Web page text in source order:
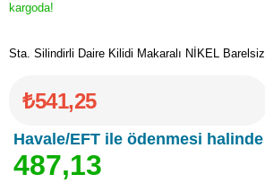
kargoda!
Sta. Silindirli Daire Kilidi Makaralı NİKEL Barelsiz
₺541,25
Havale/EFT ile ödenmesi halinde
487,13